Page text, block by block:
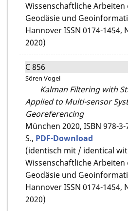
Wissenschaftliche
Geodäsie und
Hannover ISSN 0174-1454,
2020)
C 856
Sören Vogel
Kalman Filtering with
Applied to Multi-sensor
Georeferencing
München 2020, ISBN 978-
S., PDF-Download
(identisch mit / identical
Wissenschaftliche
Geodäsie und
Hannover ISSN 0174-1454,
2020)